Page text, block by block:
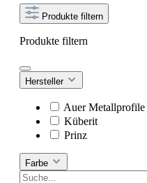
Produkte filtern
Produkte filtern
Hersteller
Auer Metallprofile
Küberit
Prinz
Farbe